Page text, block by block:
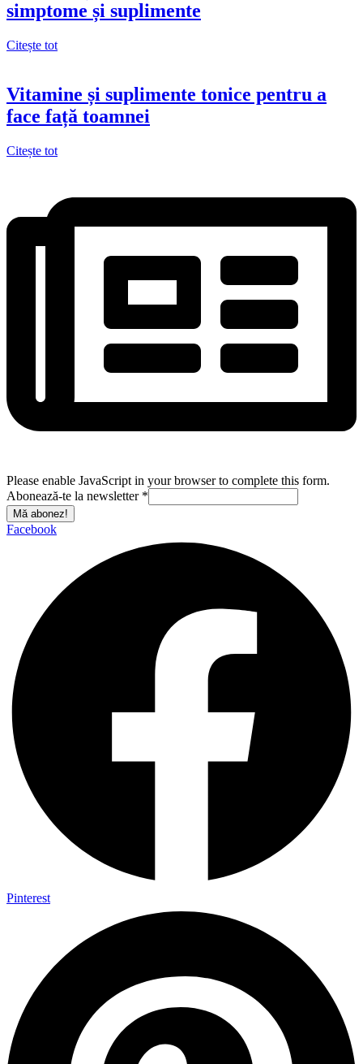
simptome și suplimente
Citește tot
Vitamine și suplimente tonice pentru a
face față toamnei
Citește tot
Please enable JavaScript in your browser to complete this form.
Abonează-te la newsletter *
Mă abonez!
Facebook
Pinterest